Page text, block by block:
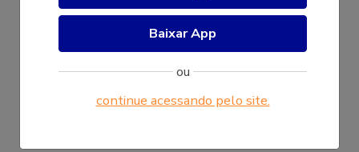
Baixar App
ou
continue acessando pelo site.